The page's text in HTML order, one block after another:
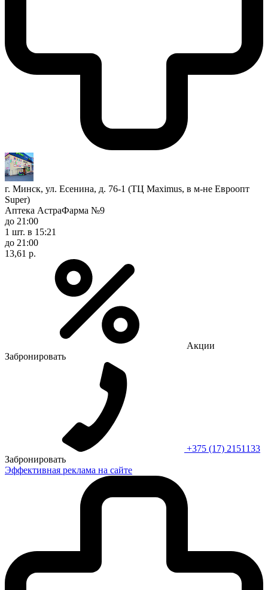
г. Минск, ул. Есенина, д. 76-1 (ТЦ Maximus, в м-не Евроопт
Super)
Аптека АстраФарма №9
до 21:00
1 шт. в 15:21
до 21:00
13,61 р.
Акции
Забронировать
+375 (17) 2151133
Забронировать
Эффективная реклама на сайте